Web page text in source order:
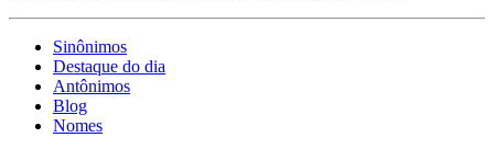
Sinônimos
Destaque do dia
Antônimos
Blog
Nomes